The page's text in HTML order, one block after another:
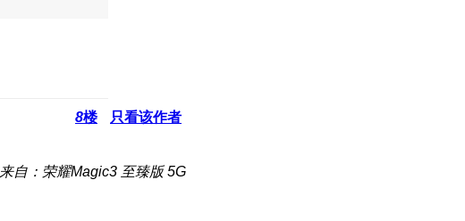
8楼 只看该作者
来自：荣耀Magic3 至臻版 5G